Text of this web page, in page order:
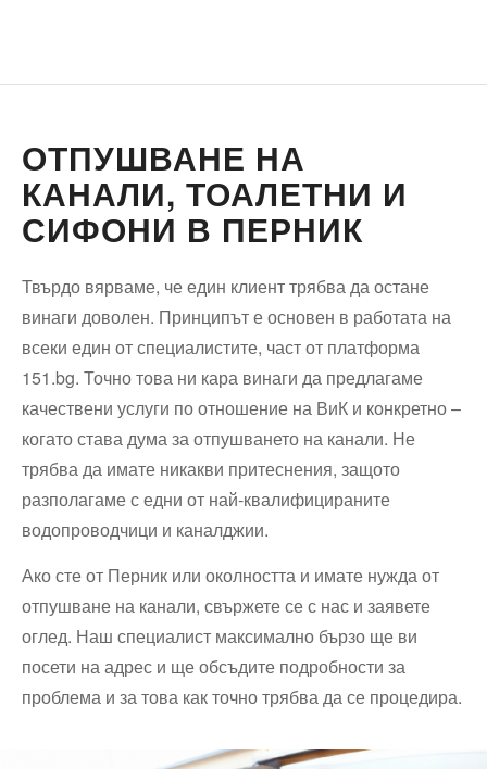
ОТПУШВАНЕ НА
КАНАЛИ, ТОАЛЕТНИ И
СИФОНИ В ПЕРНИК
Твърдо вярваме, че един клиент трябва да остане
винаги доволен. Принципът е основен в работата на
всеки един от специалистите, част от платформа
151.bg. Точно това ни кара винаги да предлагаме
качествени услуги по отношение на ВиК и конкретно –
когато става дума за отпушването на канали. Не
трябва да имате никакви притеснения, защото
разполагаме с едни от най-квалифицираните
водопроводчици и каналджии.
Ако сте от Перник или околността и имате нужда от
отпушване на канали, свържете се с нас и заявете
оглед. Наш специалист максимално бързо ще ви
посети на адрес и ще обсъдите подробности за
проблема и за това как точно трябва да се процедира.